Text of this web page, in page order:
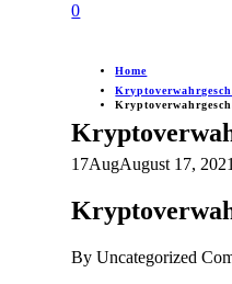
0
Home
17AugAugust 17, 2021
By Uncategorized